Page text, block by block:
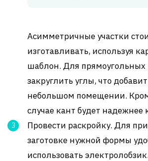
Асимметричные участки
изготавливать, используя
шаблон. Для
закруглить углы, что
небольшом помещении.
случае кант будет надежнее
Провести раскройку. Для
заготовке нужной формы
использовать электролобзик.